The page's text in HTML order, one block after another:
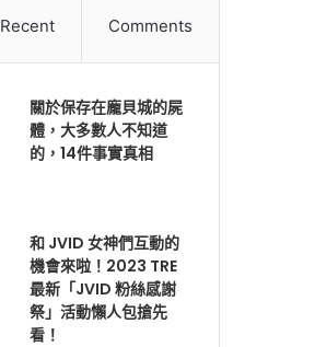
Recent Comments
關於保存在龐貝城的屍
體，大多數人不知道
的，14件事實真相
和 JVID 女神們互動的
機會來啦！2023 TRE
最新「JVID 粉絲感謝
祭」活動懶人包搶先
看！